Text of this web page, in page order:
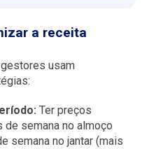
a receita
usam
Ter preços
de semana no almoço
semana no jantar (mais